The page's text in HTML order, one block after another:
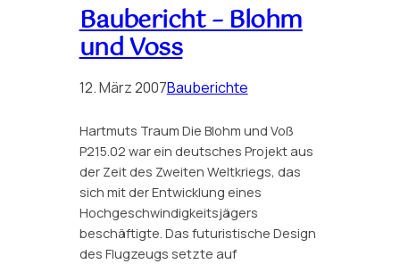
Baubericht – Blohm
und Voss
12. März 2007Bauberichte
Hartmuts Traum Die Blohm und Voß
P215.02 war ein deutsches Projekt aus
der Zeit des Zweiten Weltkriegs, das
sich mit der Entwicklung eines
Hochgeschwindigkeitsjägers
beschäftigte. Das futuristische Design
des Flugzeugs setzte auf